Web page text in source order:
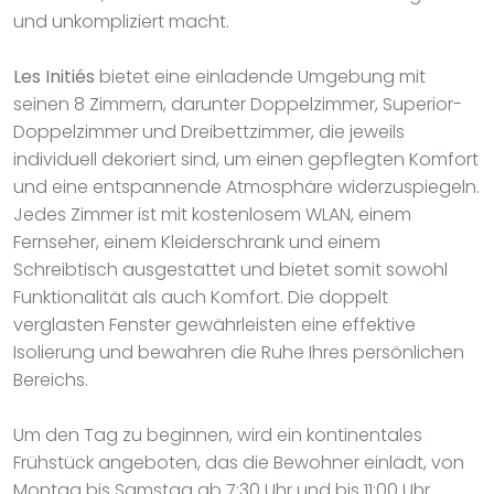
und unkompliziert macht.
Les Initiés bietet eine einladende Umgebung mit
seinen 8 Zimmern, darunter Doppelzimmer, Superior-
Doppelzimmer und Dreibettzimmer, die jeweils
individuell dekoriert sind, um einen gepflegten Komfort
und eine entspannende Atmosphäre widerzuspiegeln.
Jedes Zimmer ist mit kostenlosem WLAN, einem
Fernseher, einem Kleiderschrank und einem
Schreibtisch ausgestattet und bietet somit sowohl
Funktionalität als auch Komfort. Die doppelt
verglasten Fenster gewährleisten eine effektive
Isolierung und bewahren die Ruhe Ihres persönlichen
Bereichs.
Um den Tag zu beginnen, wird ein kontinentales
Frühstück angeboten, das die Bewohner einlädt, von